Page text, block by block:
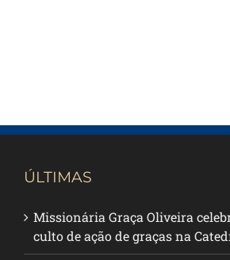
ÚLTIMAS
Missionária Graça Oliveira
culto de ação de graças na